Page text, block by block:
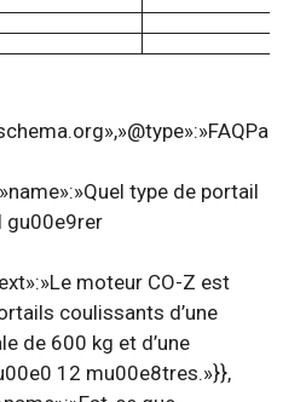
type de portail
gu00e9rer
moteur CO-Z est
coulissants d’une
de 600 kg et d’une
12 mu00e8tres.»}},